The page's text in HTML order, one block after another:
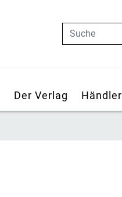
Suche
Der Verlag Händler